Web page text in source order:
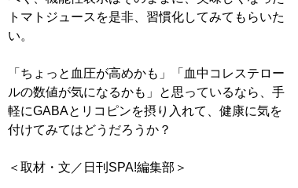
トマトジュースを是非、習慣化してみてもらいた
い。
「ちょっと血圧が高めかも」「血中コレステロー
ルの数値が気になるかも」と思っているなら、手
軽にGABAとリコピンを摂り入れて、健康に気を
付けてみてはどうだろうか？
＜取材・文／日刊SPA!編集部＞